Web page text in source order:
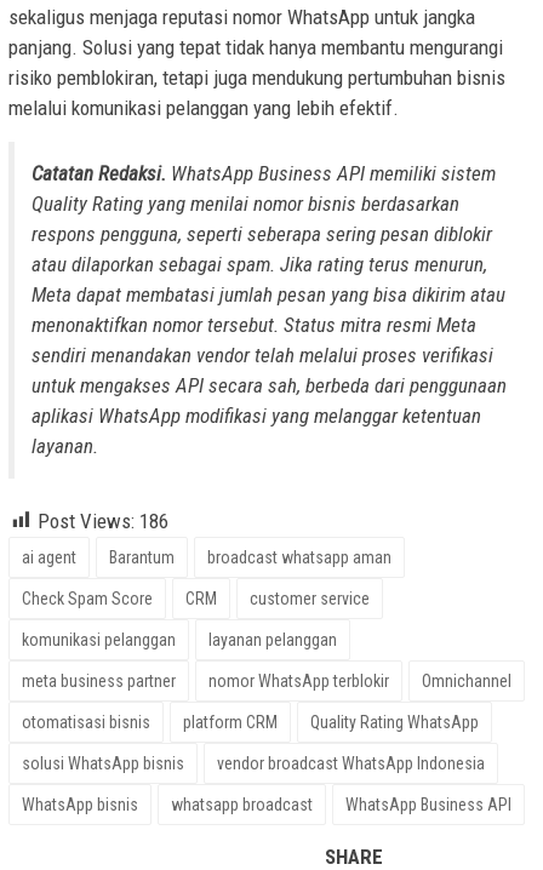
sekaligus menjaga reputasi nomor WhatsApp untuk jangka
panjang. Solusi yang tepat tidak hanya membantu mengurangi
risiko pemblokiran, tetapi juga mendukung pertumbuhan bisnis
melalui komunikasi pelanggan yang lebih efektif.
Catatan Redaksi. WhatsApp Business API memiliki sistem
Quality Rating yang menilai nomor bisnis berdasarkan
respons pengguna, seperti seberapa sering pesan diblokir
atau dilaporkan sebagai spam. Jika rating terus menurun,
Meta dapat membatasi jumlah pesan yang bisa dikirim atau
menonaktifkan nomor tersebut. Status mitra resmi Meta
sendiri menandakan vendor telah melalui proses verifikasi
untuk mengakses API secara sah, berbeda dari penggunaan
aplikasi WhatsApp modifikasi yang melanggar ketentuan
layanan.
Post Views: 186
ai agent Barantum broadcast whatsapp aman
Check Spam Score CRM customer service
komunikasi pelanggan layanan pelanggan
meta business partner nomor WhatsApp terblokir Omnichannel
otomatisasi bisnis platform CRM Quality Rating WhatsApp
solusi WhatsApp bisnis vendor broadcast WhatsApp Indonesia
WhatsApp bisnis whatsapp broadcast WhatsApp Business API
SHARE